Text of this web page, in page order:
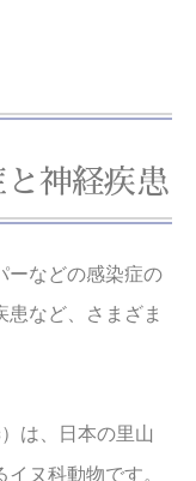
神経疾患
ーなどの感染症の
など、さまざま
）は、日本の里山
ヌ科動物です。